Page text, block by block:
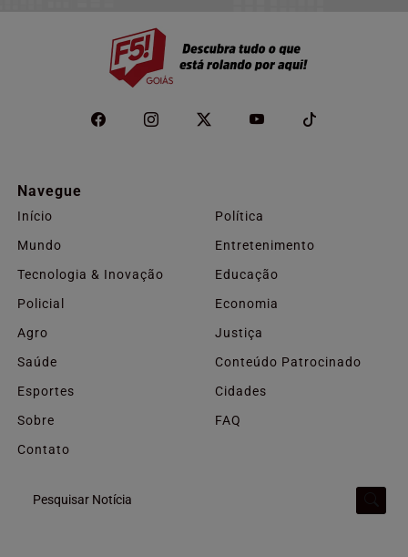
Navegue
Início
Política
Mundo
Entretenimento
Tecnologia & Inovação
Educação
Policial
Economia
Agro
Justiça
Saúde
Conteúdo Patrocinado
Esportes
Cidades
Sobre
FAQ
Contato
Pesquisar Notícia